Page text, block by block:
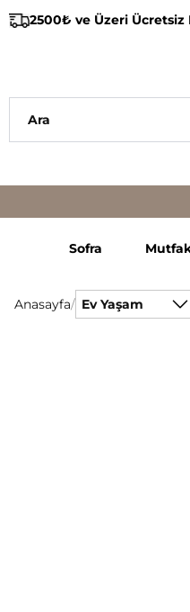
2500₺ ve Üzeri Ücretsiz
Sofra
Anasayfa/ Ev Yaşam